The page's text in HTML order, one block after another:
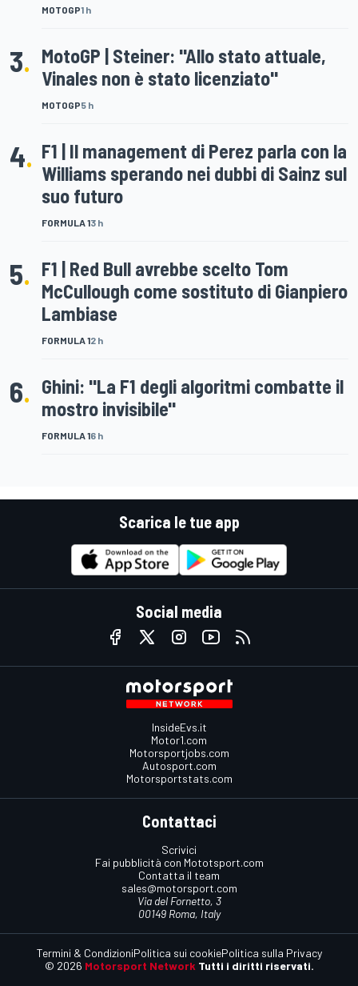
MOTOGP1 h
3.
MOTOGP5 h
MotoGP | Steiner: "Allo stato attuale,
Vinales non è stato licenziato"
4.
FORMULA 13 h
F1 | Il management di Perez parla con la
Williams sperando nei dubbi di Sainz sul
suo futuro
5.
FORMULA 12 h
F1 | Red Bull avrebbe scelto Tom
McCullough come sostituto di Gianpiero
Lambiase
6.
FORMULA 16 h
Ghini: "La F1 degli algoritmi combatte il
mostro invisibile"
Scarica le tue app
Social media
InsideEvs.it
Motor1.com
Motorsportjobs.com
Autosport.com
Motorsportstats.com
Contattaci
Scrivici
Fai pubblicità con Mototsport.com
Contatta il team
sales@motorsport.com
Via del Fornetto, 3
00149 Roma, Italy
© 2026 Motorsport Network Tutti i diritti riservati.
Termini & CondizioniPolitica sui cookiePolitica sulla Privacy